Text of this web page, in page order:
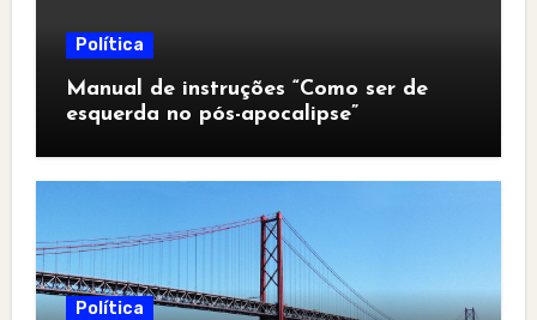
Política
Manual de instruções “Como ser de
esquerda no pós-apocalipse”
Política